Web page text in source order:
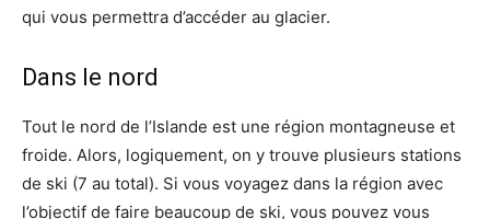
qui vous permettra d’accéder au glacier.
Dans le nord
Tout le nord de l’Islande est une région montagneuse et
froide. Alors, logiquement, on y trouve plusieurs stations
de ski (7 au total). Si vous voyagez dans la région avec
l’objectif de faire beaucoup de ski, vous pouvez vous